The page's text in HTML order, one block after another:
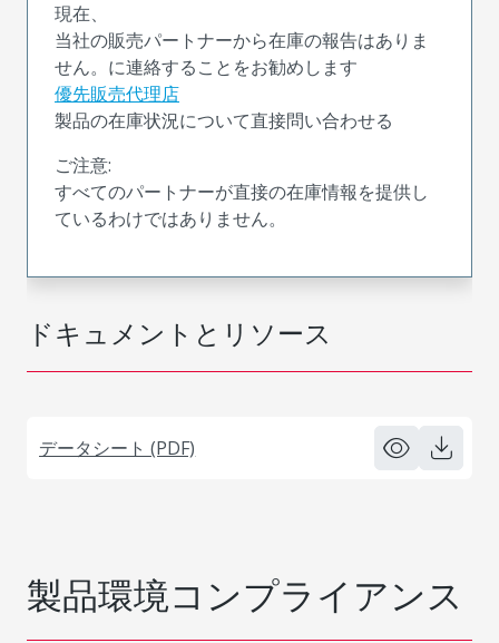
ドキュメントとリソース
データシート (PDF)
現在、
当社の販売パートナーから在庫の報告はありま
せん。に連絡することをお勧めします
優先販売代理店
製品の在庫状況について直接問い合わせる
ご注意:
すべてのパートナーが直接の在庫情報を提供し
ているわけではありません。
製品環境コンプライアンス